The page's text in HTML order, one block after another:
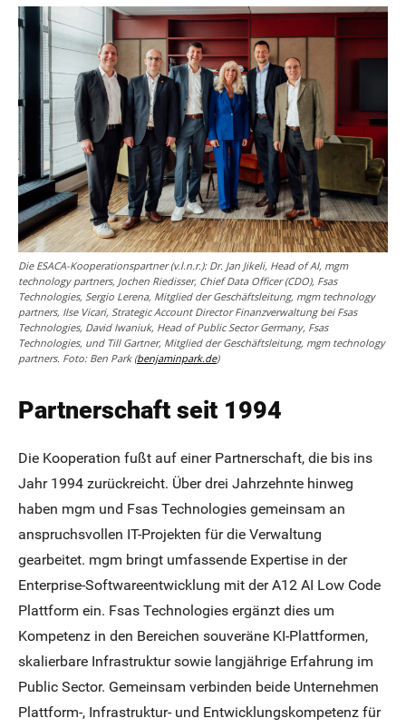
Die ESACA-Kooperationspartner (v.l.n.r.): Dr. Jan Jikeli, Head of AI, mgm
technology partners, Jochen Riedisser, Chief Data Officer (CDO), Fsas
Technologies, Sergio Lerena, Mitglied der Geschäftsleitung, mgm technology
partners, Ilse Vicari, Strategic Account Director Finanzverwaltung bei Fsas
Technologies, David Iwaniuk, Head of Public Sector Germany, Fsas
Technologies, und Till Gartner, Mitglied der Geschäftsleitung, mgm technology
partners. Foto: Ben Park (benjaminpark.de)
Partnerschaft seit 1994
Die Kooperation fußt auf einer Partnerschaft, die bis ins
Jahr 1994 zurückreicht. Über drei Jahrzehnte hinweg
haben mgm und Fsas Technologies gemeinsam an
anspruchsvollen IT-Projekten für die Verwaltung
gearbeitet. mgm bringt umfassende Expertise in der
Enterprise-Softwareentwicklung mit der A12 AI Low Code
Plattform ein. Fsas Technologies ergänzt dies um
Kompetenz in den Bereichen souveräne KI-Plattformen,
skalierbare Infrastruktur sowie langjährige Erfahrung im
Public Sector. Gemeinsam verbinden beide Unternehmen
Plattform-, Infrastruktur- und Entwicklungskompetenz für